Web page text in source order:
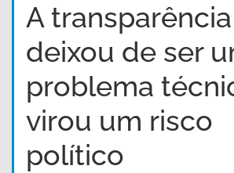
A transparência
deixou de ser
problema
virou um risco
político